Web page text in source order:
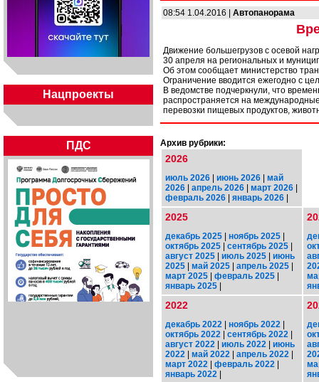
Нацпроекты
ПДС
08:54 1.04.2016 | Автопанорама
Движение большегрузов с осевой
30 апреля на региональных и
Об этом сообщает министерство
Ограничение вводится ежегодно с
В ведомстве подчеркнули, что
распространяется на
перевозки пищевых продуктов,
Архив рубрики:
2026
июль 2026 | июнь 2026 | май
2026 | апрель 2026 | март 2026 |
февраль 2026 | январь 2026 |
2025
декабрь 2025 | ноябрь 2025 |
октябрь 2025 | сентябрь 2025 |
август 2025 | июль 2025 | июнь
2025 | май 2025 | апрель 2025 |
март 2025 | февраль 2025 |
январь 2025 |
2022
декабрь 2022 | ноябрь 2022 |
октябрь 2022 | сентябрь 2022 |
август 2022 | июль 2022 | июнь
2022 | май 2022 | апрель 2022 |
март 2022 | февраль 2022 |
январь 2022 |